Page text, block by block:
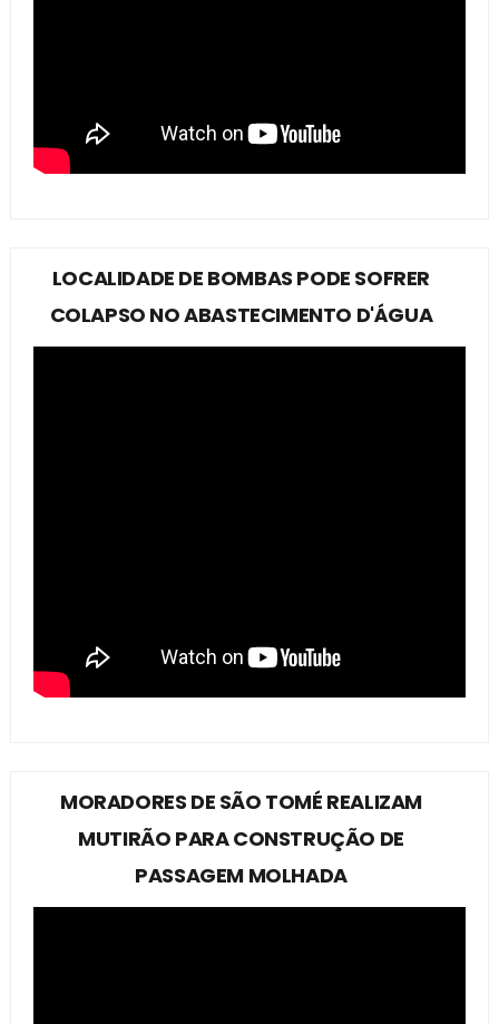
LOCALIDADE DE BOMBAS PODE SOFRER
COLAPSO NO ABASTECIMENTO D'ÁGUA
MORADORES DE SÃO TOMÉ REALIZAM
MUTIRÃO PARA CONSTRUÇÃO DE
PASSAGEM MOLHADA